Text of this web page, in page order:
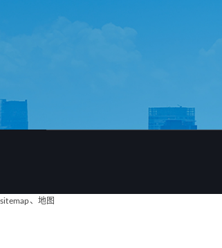
sitemap、 地图